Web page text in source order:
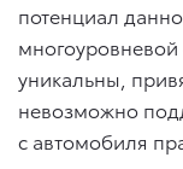
потенциал
уникальны,
невозможно
с автомобиля